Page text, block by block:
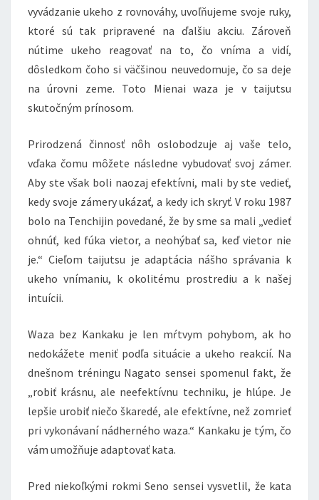
vyvádzanie ukeho z rovnováhy, uvoľňujeme svoje ruky,
ktoré sú tak pripravené na ďalšiu akciu. Zároveň
nútime ukeho reagovať na to, čo vníma a vidí,
dôsledkom čoho si väčšinou neuvedomuje, čo sa deje
na úrovni zeme. Toto Mienai waza je v taijutsu
skutočným prínosom.
Prirodzená činnosť nôh oslobodzuje aj vaše telo,
vďaka čomu môžete následne vybudovať svoj zámer.
Aby ste však boli naozaj efektívni, mali by ste vedieť,
kedy svoje zámery ukázať, a kedy ich skryť. V roku 1987
bolo na Tenchijin povedané, že by sme sa mali „vedieť
ohnúť, ked fúka vietor, a neohýbať sa, keď vietor nie
je.“ Cieľom taijutsu je adaptácia nášho správania k
ukeho vnímaniu, k okolitému prostrediu a k našej
intuícii.
Waza bez Kankaku je len mŕtvym pohybom, ak ho
nedokážete meniť podľa situácie a ukeho reakcií. Na
dnešnom tréningu Nagato sensei spomenul fakt, že
„robiť krásnu, ale neefektívnu techniku, je hlúpe. Je
lepšie urobiť niečo škaredé, ale efektívne, než zomrieť
pri vykonávaní nádherného waza.“ Kankaku je tým, čo
vám umožňuje adaptovať kata.
Pred niekoľkými rokmi Seno sensei vysvetlil, že kata